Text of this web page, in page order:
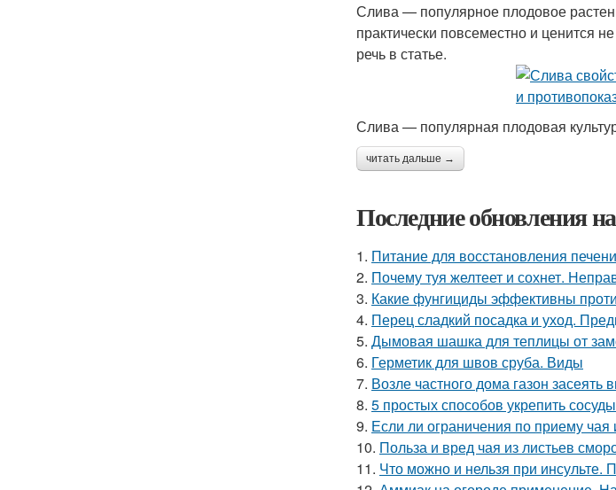
Слива — популярное плодовое
практически повсеместно и ценится
речь в статье.
Слива — популярная плодовая
читать дальше →
Последние обновления
1. Питание для восстановления
2. Почему туя желтеет и сохнет.
3. Какие фунгициды эффективны
4. Перец сладкий посадка и уход.
5. Дымовая шашка для теплицы от
6. Герметик для швов сруба. Виды
7. Возле частного дома газон
8. 5 простых способов укрепить
9. Если ли ограничения по приему
10. Польза и вред чая из листьев
11. Что можно и нельзя при инсульте.